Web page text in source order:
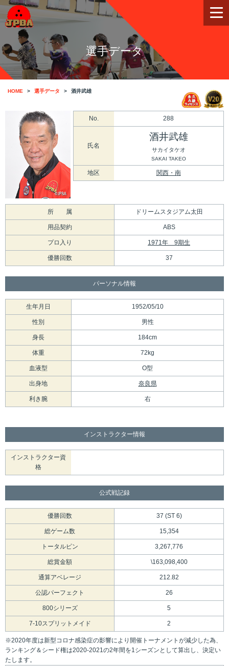
選手データ
HOME 選手データ 酒井武雄
No. 288
氏名
酒井武雄
サカイタケオ
SAKAI TAKEO
地区 関西・南
所 属 ドリームスタジアム太田
用品契約 ABS
プロ入り 1971年 9期生
優勝回数 37
パーソナル情報
生年月日 1952/05/10
性別 男性
身長 184cm
体重 72kg
血液型 O型
出身地 奈良県
利き腕 右
インストラクター情報
インストラクター資
格
公式戦記録
優勝回数 37 (ST 6)
総ゲーム数 15,354
トータルピン 3,267,776
総賞金額 \163,098,400
通算アベレージ 212.82
公認パーフェクト 26
800シリーズ 5
7-10スプリットメイド 2
※2020年度は新型コロナ感染症の影響により開催トーナメントが減少した為、
ランキング＆シード権は2020-2021の2年間を1シーズンとして算出し、決定い
たします。